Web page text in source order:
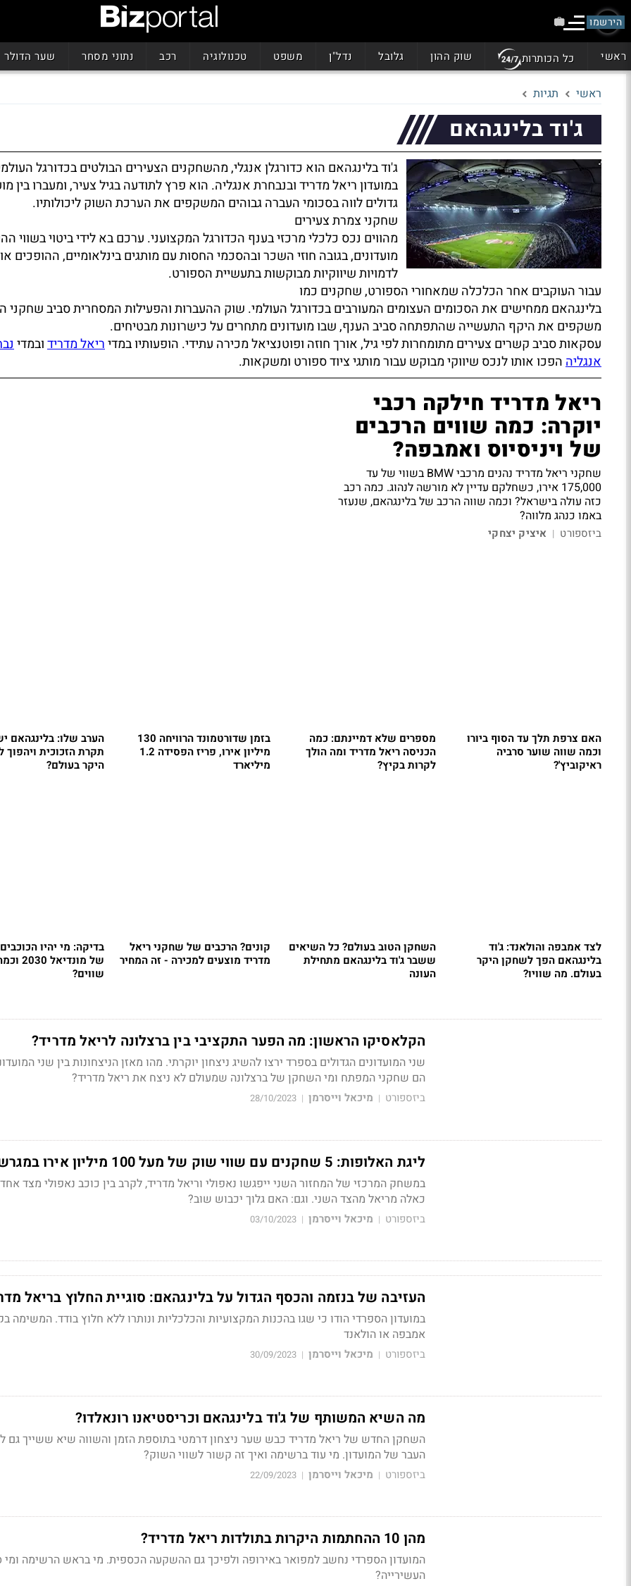
הירשמו
ראשי כל הכותרות שוק ההון גלובל נדל"ן משפט טכנולוגיה רכב נתוני מסחר שער הדולר
ראשי תגיות
ג'וד בלינגהאם
ג'וד בלינגהאם הוא כדורגלן אנגלי, מהשחקנים הצעירים הבולטים בכדורגל
במועדון ריאל מדריד ובנבחרת אנגליה. הוא פרץ לתודעה בגיל צעיר, ומעברו בין
גדולים לווה בסכומי העברה גבוהים המשקפים את הערכת השוק ליכולותיו.
שחקני צמרת צעירים
מהווים נכס כלכלי מרכזי בענף הכדורגל המקצועני. ערכם בא לידי ביטוי בשווי
מועדונים, בגובה חוזי השכר ובהסכמי החסות עם מותגים בינלאומיים, ההופכים
לדמויות שיווקיות מבוקשות בתעשיית הספורט.
עבור העוקבים אחר הכלכלה שמאחורי הספורט, שחקנים כמו
בלינגהאם ממחישים את הסכומים העצומים המעורבים בכדורגל העולמי. שוק ההעברות והפעילות המסחרית סביב שחקני
משקפים את היקף התעשייה שהתפתחה סביב הענף, שבו מועדונים מתחרים על כישרונות מבטיחים.
עסקאות סביב קשרים צעירים מתומחרות לפי גיל, אורך חוזה ופוטנציאל מכירה עתידי. הופעותיו במדיריאל מדרידובמדי
אנגליההפכו אותו לנכס שיווקי מבוקש עבור מותגי ציוד ספורט ומשקאות.
ריאל מדריד חילקה רכבי
יוקרה: כמה שווים הרכבים
של ויניסיוס ואמבפה?
שחקני ריאל מדריד נהנים מרכבי BMW בשווי של עד
175,000 אירו, כשחלקם עדיין לא מורשה לנהוג. כמה רכב
כזה עולה בישראל? וכמה שווה הרכב של בלינגהאם, שנעזר
באמו כנהג מלווה?
ביזספורט | איציק יצחקי
האם צרפת תלך עד הסוף ביורו
וכמה שווה שוער סרביה
ראיקוביץ'?
מספרים שלא דמיינתם: כמה
הכניסה ריאל מדריד ומה הולך
לקרות בקיץ?
בזמן שדורטמונד הרוויחה 130
מיליון אירו, פריז הפסידה 1.2
מיליארד
הערב שלו: בלינגהאם
תקרת הזכוכית ויהפוך
היקר בעולם?
לצד אמבפה והולאנד: ג'וד
בלינגהאם הפך לשחקן היקר
בעולם. מה שוויו?
השחקן הטוב בעולם? כל השיאים
ששבר ג'וד בלינגהאם מתחילת
העונה
קונים? הרכבים של שחקני ריאל
מדריד מוצעים למכירה - זה המחיר
בדיקה: מי יהיו
של מונדיאל
שווים?
הקלאסיקו הראשון: מה הפער התקציבי בין ברצלונה לריאל מדריד?
שני המועדונים הגדולים בספרד ירצו להשיג ניצחון יוקרתי. מהו מאזן הניצחונות בין שני
הם שחקני המפתח ומי השחקן של ברצלונה שמעולם לא ניצח את ריאל מדריד?
ביזספורט | מיכאל וייסרמן |
28/10/2023
ליגת האלופות: 5 שחקנים עם שווי שוק של מעל 100 מיליון אירו במגרש אחד
במשחק המרכזי של המחזור השני ייפגשו נאפולי וריאל מדריד, לקרב בין כוכב נאפולי מצד
כאלה מריאל מהצד השני. וגם: האם גלוך יכבוש שוב?
ביזספורט | מיכאל וייסרמן |
03/10/2023
העזיבה של בנזמה והכסף הגדול על בלינגהאם: סוגיית החלוץ בריאל
במועדון הספרדי הודו כי שגו בהכנות המקצועיות והכלכליות ונותרו ללא חלוץ בודד. המשימה
אמבפה או הולאנד
ביזספורט | מיכאל וייסרמן |
30/09/2023
מה השיא המשותף של ג'וד בלינגהאם וכריסטיאנו רונאלדו?
השחקן החדש של ריאל מדריד כבש שער ניצחון דרמטי בתוספת הזמן והשווה שיא ששייך גם
העבר של המועדון. מי עוד ברשימה ואיך זה קשור לשווי השוק?
ביזספורט | מיכאל וייסרמן |
22/09/2023
מהן 10 ההחתמות היקרות בתולדות ריאל מדריד?
המועדון הספרדי נחשב למפואר באירופה ולפיכך גם ההשקעה הכספית. מי בראש הרשימה ומי
העשירייה?